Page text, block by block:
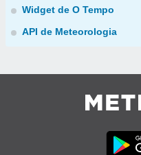
Widget de O Tempo
API de Meteorologia